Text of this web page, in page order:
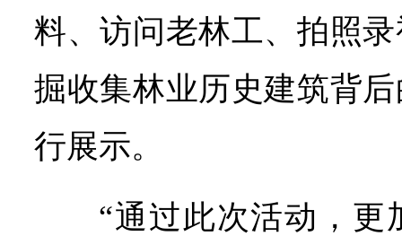
料、访问老林工、拍照
掘收集林业历史建筑背
行展示。
“通过此次活动，更